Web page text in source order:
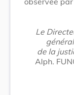
Le
général
de la
Alph.